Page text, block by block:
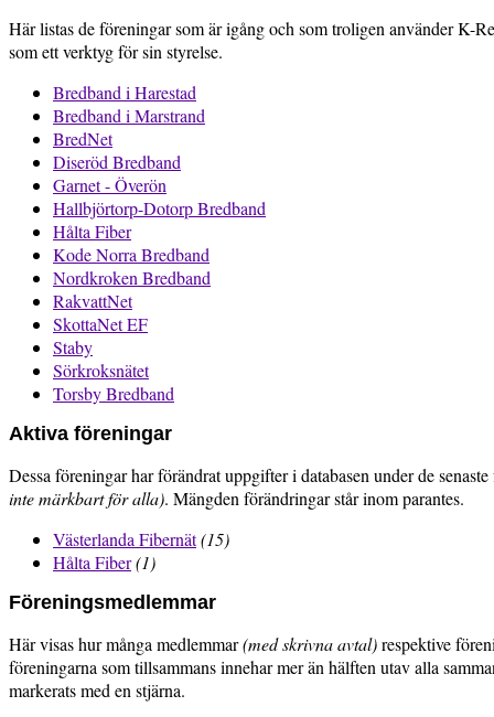
Här listas de föreningar som är igång och som troligen använder K-
som ett verktyg för sin styrelse.
Bredband i Harestad
Bredband i Marstrand
BredNet
Diseröd Bredband
Garnet - Överön
Hallbjörtorp-Dotorp Bredband
Hålta Fiber
Kode Norra Bredband
Nordkroken Bredband
RakvattNet
SkottaNet EF
Staby
Sörkroksnätet
Torsby Bredband
Aktiva föreningar
Dessa föreningar har förändrat uppgifter i databasen under de
inte märkbart för alla). Mängden förändringar står inom parantes.
Västerlanda Fibernät(15)
Hålta Fiber(1)
Föreningsmedlemmar
Här visas hur många medlemmar(med skrivna avtal)respektive
föreningarna som tillsammans innehar mer än hälften utav alla
markerats med en stjärna.